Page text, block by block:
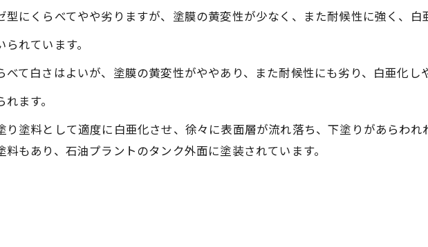
にくらべてやや劣りますが、塗膜の黄変性が少なく、また耐候性に強く、白
れています。
て白さはよいが、塗膜の黄変性がややあり、また耐候性にも劣り、白亜化し
ます。
塗料として適度に白亜化させ、徐々に表面層が流れ落ち、下塗りがあらわれ
もあり、石油プラントのタンク外面に塗装されています。